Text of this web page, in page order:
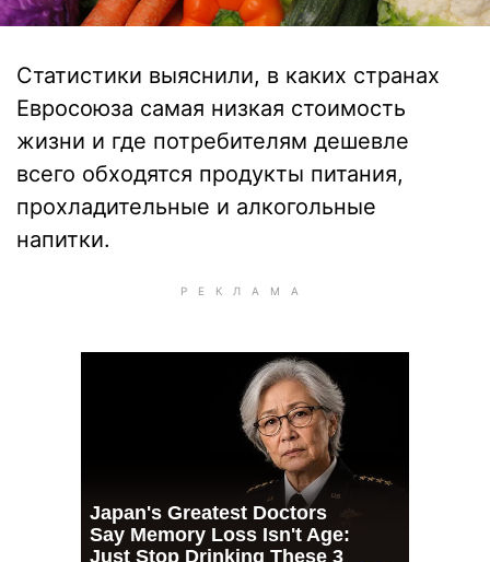
Статистики выяснили, в каких странах
Евросоюза самая низкая стоимость
жизни и где потребителям дешевле
всего обходятся продукты питания,
прохладительные и алкогольные
напитки.